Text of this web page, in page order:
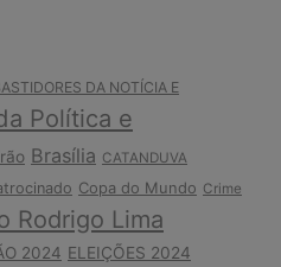
DA NOTÍCIA E
Política e
Brasília CATANDUVA
Copa do Mundo Crime
Rodrigo Lima
2024 ELEIÇÕES 2024